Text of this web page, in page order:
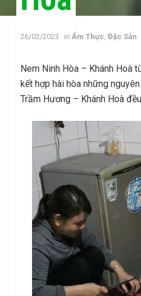
26/02/2023 in Ẩm Thực, Đặc Sản
Nem Ninh Hòa – Khánh Hoà
kết hợp hài hòa những
Trầm Hương – Khánh Hoà